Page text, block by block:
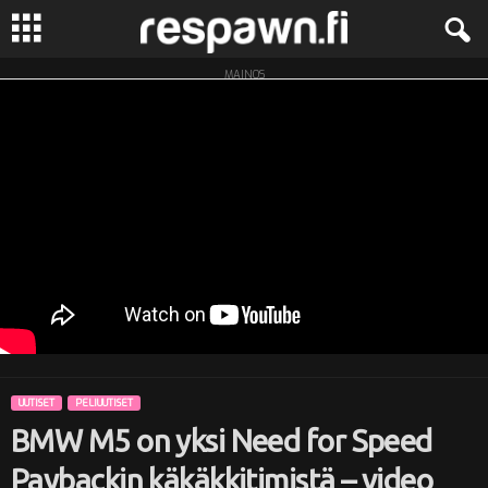
R
w
MAINOS
UUTISET PELIUUTISET
BMW M5 on yksi Need for Speed
Paybackin käkäkkitimistä – video